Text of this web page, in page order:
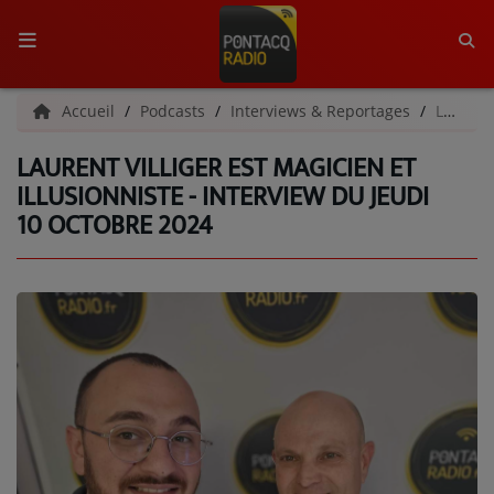
ACCUEIL
RADIO
QUI SOMMES-NOUS ?
L'ÉQUIPE
GRILLE DES PROGRAMMES
C'ÉTAIT QUOI CE TITRE ?
MÉDIAS
PODCASTS - SAISON 2026/2027
Accueil Podcasts Interviews & Reportages Laurent Villiger est magicien et illusionniste - Interview du jeudi 10 octobre 2024
LAURENT VILLIGER EST MAGICIEN ET
ILLUSIONNISTE - INTERVIEW DU JEUDI
10 OCTOBRE 2024